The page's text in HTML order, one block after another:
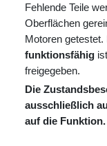
Fehlende Teile
Oberflächen
Motoren
funktionsfähig
freigegeben.
Die
ausschließlich
auf die Funktion.